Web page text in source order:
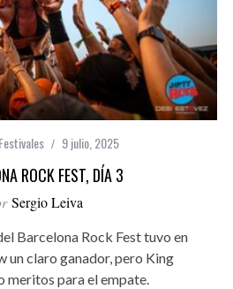
Festivales 9 julio, 2025
ROCK FEST, DÍA 3
Sergio Leiva
Barcelona Rock Fest tuvo en
un claro ganador, pero King
meritos para el empate.